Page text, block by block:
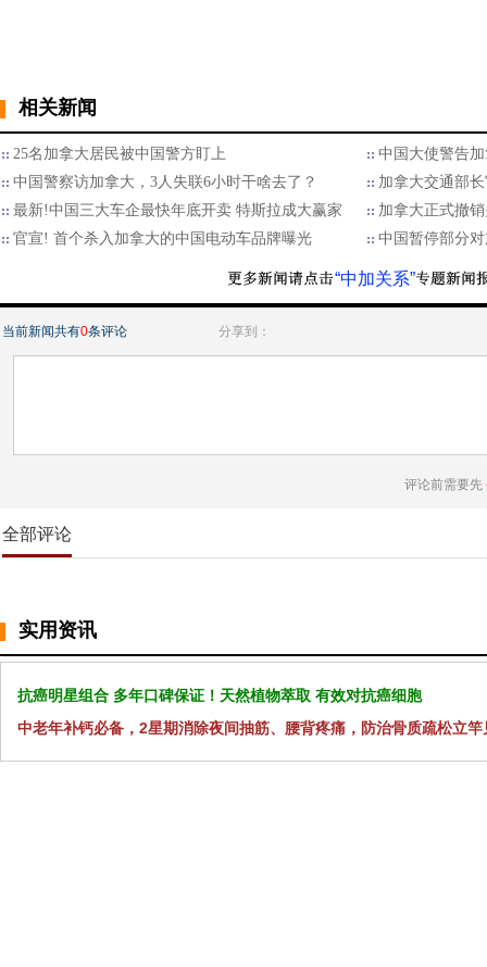
相关新闻
25名加拿大居民被中国警方盯上
中国大使警告
中国警察访加拿大，3人失联6小时干啥去了？
加拿大交通部
最新!中国三大车企最快年底开卖 特斯拉成大赢家
加拿大正式撤
官宣! 首个杀入加拿大的中国电动车品牌曝光
中国暂停部分
“中加关系”
当前新闻共有0条评论 分享到：
评论前需要先
全部评论
实用资讯
抗癌明星组合 多年口碑保证！天然植物萃取 有效对抗癌细胞
中老年补钙必备，2星期消除夜间抽筋、腰背疼痛，防治骨质疏松立竿